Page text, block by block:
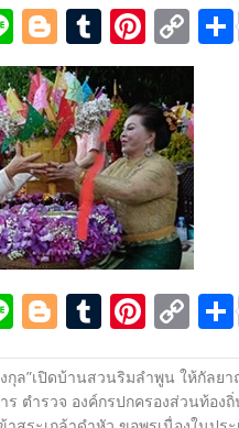
Li
n
e
Bl
o
g
g
er
T
u
m
bl
r
Pi
nt
er
e
st
C
o
p
y
Li
n
k
Li
n
e
Bl
o
g
g
T
u
m
bl
Pi
nt
er
e
C
o
p
y
กุล”เปิดบ้านสวนริมลำพูน ให้กัลย
ร ตำรวจ องค์กรปกครองส่วนท้องถิ่